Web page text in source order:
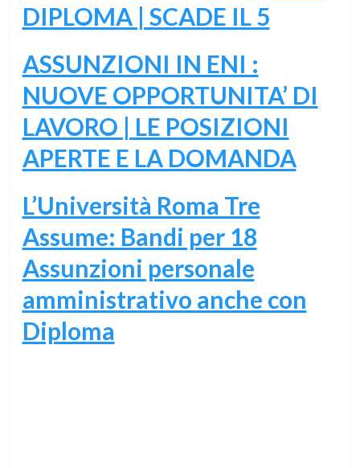
DIPLOMA | SCADE IL 5
ASSUNZIONI IN ENI :
NUOVE OPPORTUNITA’ DI
LAVORO | LE POSIZIONI
APERTE E LA DOMANDA
L’Università Roma Tre
Assume: Bandi per 18
Assunzioni personale
amministrativo anche con
Diploma